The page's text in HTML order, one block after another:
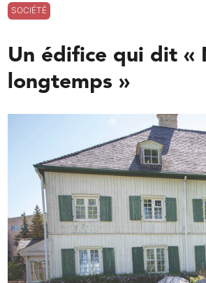
SOCIÉTÉ
Un édifice qui dit «
longtemps »